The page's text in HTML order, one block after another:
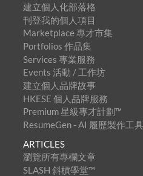
建立個人化部落格
刊登我的個人項目
Marketplace 專才市集
Portfolios 作品集
Services 專業服務
Events 活動 / 工作坊
建立個人品牌故事
HKESE 個人品牌服務
Premium 星級專才計劃™
ResumeGen - AI 履歷製作工具
ARTICLES
瀏覽所有專欄文章
SLASH 斜槓學堂™